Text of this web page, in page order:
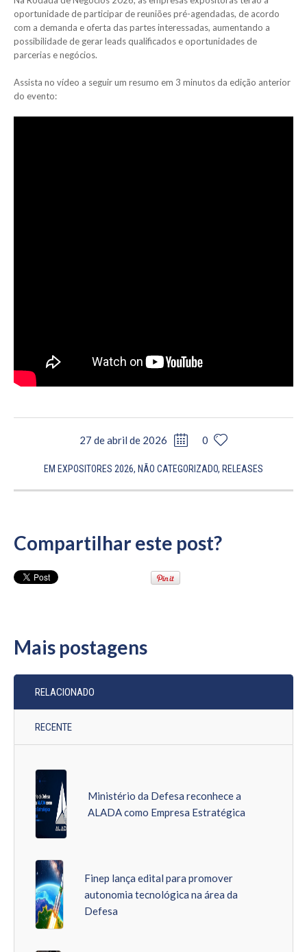
oportunidade de participar de reuniões pré-agendadas, de acordo
com a demanda e oferta das partes interessadas, aumentando a
possibilidade de gerar leads qualificados e oportunidades de
parcerias e negócios.
Assista no vídeo a seguir um resumo em 3 minutos da edição anterior
do evento:
27 de abril de 2026 0
EM EXPOSITORES 2026, NÃO CATEGORIZADO, RELEASES
Compartilhar este post?
Mais postagens
RELACIONADO
RECENTE
Ministério da Defesa reconhece a
ALADA como Empresa Estratégica
Finep lança edital para promover
autonomia tecnológica na área da
Defesa